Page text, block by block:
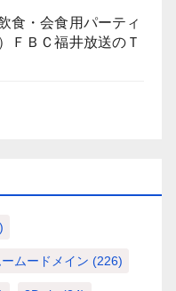
食・会食用パーティ
ＦＢＣ福井放送のＴ
ムードメイン (226)